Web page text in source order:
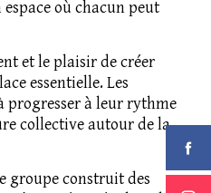
où chacun peut
et le plaisir de créer
essentielle. Les
à leur rythme
collective autour de la
groupe construit des